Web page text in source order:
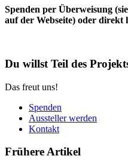
Spenden per Überweisung
auf der Webseite) oder
Du willst Teil des
Das freut uns!
Spenden
Aussteller werden
Kontakt
Frühere Artikel